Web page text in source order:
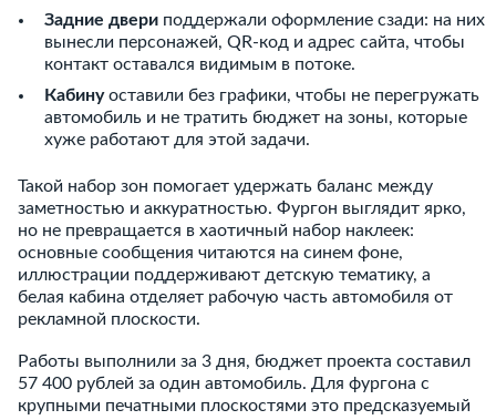
Задние двери поддержали оформление сзади: на них
вынесли персонажей, QR-код и адрес сайта, чтобы
контакт оставался видимым в потоке.
Кабинуоставили без графики, чтобы не перегружать
автомобиль и не тратить бюджет на зоны, которые
хуже работают для этой задачи.
Такой набор зон помогает удержать баланс между
заметностью и аккуратностью. Фургон выглядит ярко,
но не превращается в хаотичный набор наклеек:
основные сообщения читаются на синем фоне,
иллюстрации поддерживают детскую тематику, а
белая кабина отделяет рабочую часть автомобиля от
рекламной плоскости.
Работы выполнили за 3 дня, бюджет проекта составил
57 400 рублей за один автомобиль. Для фургона с
крупными печатными плоскостями это предсказуемый